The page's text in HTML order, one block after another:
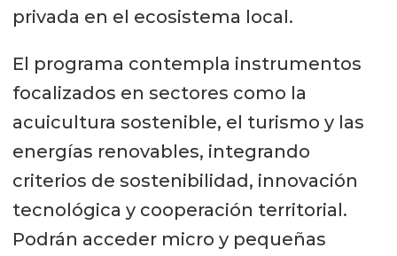
privada en el ecosistema local.
El programa contempla instrumentos
focalizados en sectores como la
acuicultura sostenible, el turismo y las
energías renovables, integrando
criterios de sostenibilidad, innovación
tecnológica y cooperación territorial.
Podrán acceder micro y pequeñas